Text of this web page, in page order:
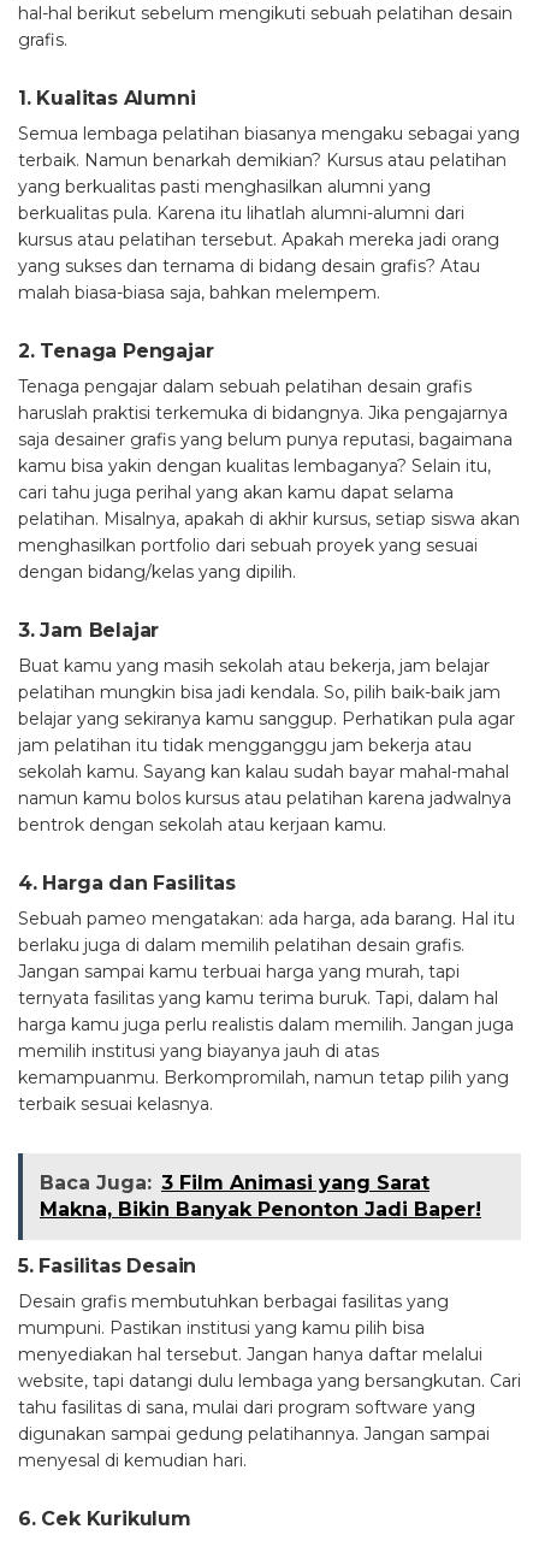
hal-hal berikut sebelum mengikuti sebuah pelatihan desain
grafis.
1. Kualitas Alumni
Semua lembaga pelatihan biasanya mengaku sebagai yang
terbaik. Namun benarkah demikian? Kursus atau pelatihan
yang berkualitas pasti menghasilkan alumni yang
berkualitas pula. Karena itu lihatlah alumni-alumni dari
kursus atau pelatihan tersebut. Apakah mereka jadi orang
yang sukses dan ternama di bidang desain grafis? Atau
malah biasa-biasa saja, bahkan melempem.
2. Tenaga Pengajar
Tenaga pengajar dalam sebuah pelatihan desain grafis
haruslah praktisi terkemuka di bidangnya. Jika pengajarnya
saja desainer grafis yang belum punya reputasi, bagaimana
kamu bisa yakin dengan kualitas lembaganya? Selain itu,
cari tahu juga perihal yang akan kamu dapat selama
pelatihan. Misalnya, apakah di akhir kursus, setiap siswa akan
menghasilkan portfolio dari sebuah proyek yang sesuai
dengan bidang/kelas yang dipilih.
3. Jam Belajar
Buat kamu yang masih sekolah atau bekerja, jam belajar
pelatihan mungkin bisa jadi kendala. So, pilih baik-baik jam
belajar yang sekiranya kamu sanggup. Perhatikan pula agar
jam pelatihan itu tidak mengganggu jam bekerja atau
sekolah kamu. Sayang kan kalau sudah bayar mahal-mahal
namun kamu bolos kursus atau pelatihan karena jadwalnya
bentrok dengan sekolah atau kerjaan kamu.
4. Harga dan Fasilitas
Sebuah pameo mengatakan: ada harga, ada barang. Hal itu
berlaku juga di dalam memilih pelatihan desain grafis.
Jangan sampai kamu terbuai harga yang murah, tapi
ternyata fasilitas yang kamu terima buruk. Tapi, dalam hal
harga kamu juga perlu realistis dalam memilih. Jangan juga
memilih institusi yang biayanya jauh di atas
kemampuanmu. Berkompromilah, namun tetap pilih yang
terbaik sesuai kelasnya.
Baca Juga: 3 Film Animasi yang Sarat
Makna, Bikin Banyak Penonton Jadi Baper!
5. Fasilitas Desain
Desain grafis membutuhkan berbagai fasilitas yang
mumpuni. Pastikan institusi yang kamu pilih bisa
menyediakan hal tersebut. Jangan hanya daftar melalui
website, tapi datangi dulu lembaga yang bersangkutan. Cari
tahu fasilitas di sana, mulai dari program software yang
digunakan sampai gedung pelatihannya. Jangan sampai
menyesal di kemudian hari.
6. Cek Kurikulum